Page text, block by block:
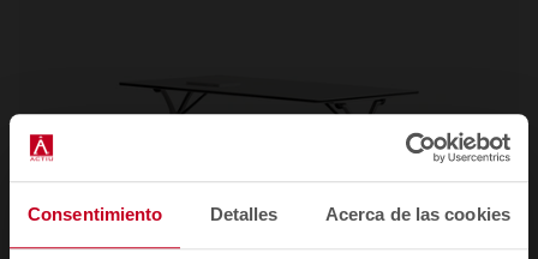
Consentimiento Detalles Acerca de las cookies